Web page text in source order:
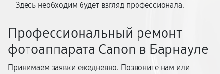
Здесь необходим будет взгляд профессионала.
Профессиональный ремонт
фотоаппарата Canon в Барнауле
Принимаем заявки ежедневно. Позвоните нам или